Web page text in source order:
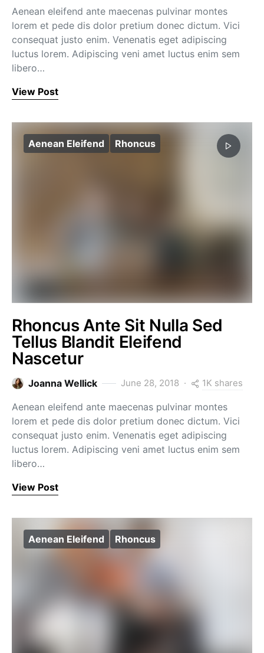
Aenean eleifend ante maecenas pulvinar montes
lorem et pede dis dolor pretium donec dictum. Vici
consequat justo enim. Venenatis eget adipiscing
luctus lorem. Adipiscing veni amet luctus enim sem
libero…
View Post
Aenean Eleifend Rhoncus
Rhoncus Ante Sit Nulla Sed
Tellus Blandit Eleifend
Nascetur
Joanna Wellick June 28, 2018 1K shares
Aenean eleifend ante maecenas pulvinar montes
lorem et pede dis dolor pretium donec dictum. Vici
consequat justo enim. Venenatis eget adipiscing
luctus lorem. Adipiscing veni amet luctus enim sem
libero…
View Post
Aenean Eleifend Rhoncus